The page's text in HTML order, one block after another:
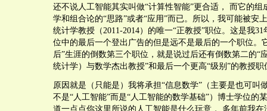
还不说人工智能其实叫做“计算性智能”更合适， 而它的组
学和组合论的“思路”或者“应用”而已。所以，我可能被安
统计学教授（2011-2014）的唯一“正教授”职位。这是我
位中的最后一个登出广告的但是远不是最后的一个职位。
后”生涯的倒数第三个职位，就是说过后还有倒数第二的“
统计学）与数学杰出教授”和最后一个更高“级别”的教授职
原因就是（只能是）我将承担“信息数学”（主要是也可叫
不是“人工智能”而是“人工智能的数学基础”）博士学位的
道一点点你这里所说的人工智能是什么玩意， 多年前我在